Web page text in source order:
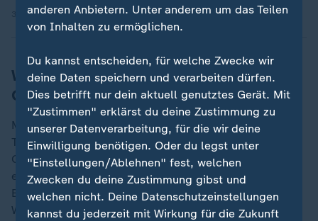
30.09.2025 | 2:29 min
Weniger Einschulungen an
Grundschulen, mehr an Förderschulen
Mit 93 Prozent bundesweit startete der überwiegende
Teil der Kinder die Schullaufbahn an einer
Grundschule. 3,5 Prozent wurden an Förderschulen
eingeschult, 2,5 Prozent an Schularten mit drei
Bildungsgängen sowie 0,9 Prozent an Freien
Waldorfschulen.
anderen Anbietern. Unter anderem um das Teilen
von Inhalten zu ermöglichen.
Du kannst entscheiden, für welche Zwecke wir
deine Daten speichern und verarbeiten dürfen.
Dies betrifft nur dein aktuell genutztes Gerät. Mit
"Zustimmen" erklärst du deine Zustimmung zu
unserer Datenverarbeitung, für die wir deine
Einwilligung benötigen. Oder du legst unter
"Einstellungen/Ablehnen" fest, welchen
Zwecken du deine Zustimmung gibst und
welchen nicht. Deine Datenschutzeinstellungen
kannst du jederzeit mit Wirkung für die Zukunft